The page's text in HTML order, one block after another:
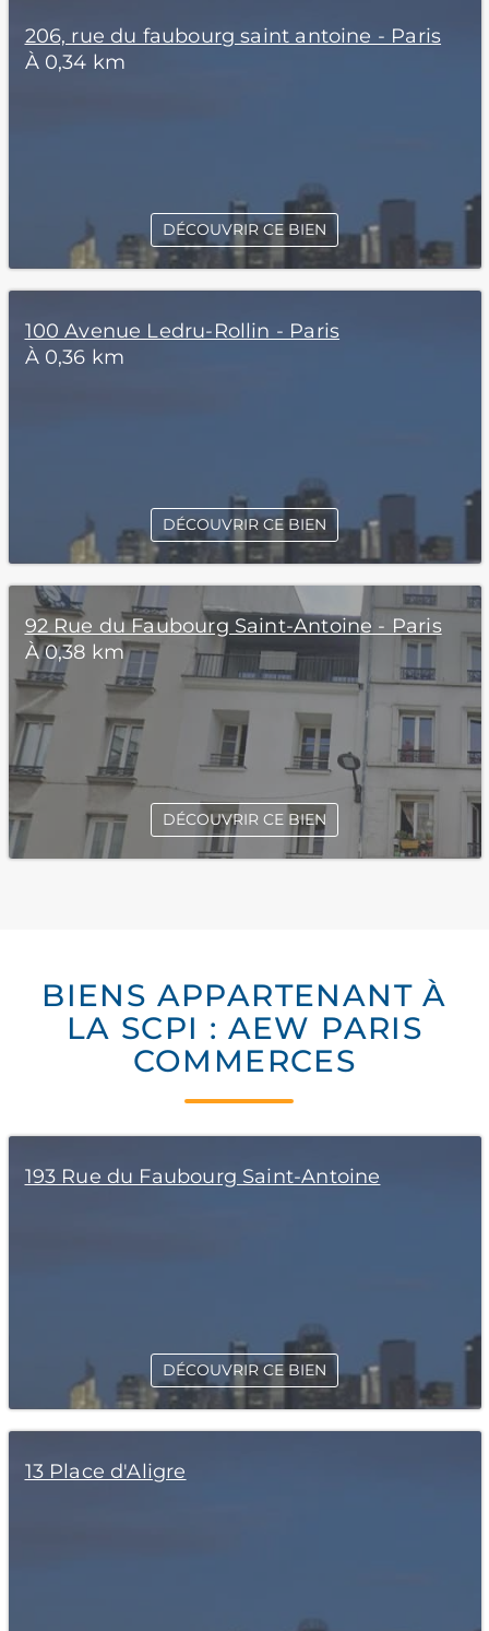
206, rue du faubourg saint antoine - Paris
À 0,34 km
DÉCOUVRIR CE BIEN
100 Avenue Ledru-Rollin - Paris
À 0,36 km
DÉCOUVRIR CE BIEN
92 Rue du Faubourg Saint-Antoine - Paris
À 0,38 km
DÉCOUVRIR CE BIEN
BIENS APPARTENANT À
LA SCPI : AEW PARIS
COMMERCES
193 Rue du Faubourg Saint-Antoine
DÉCOUVRIR CE BIEN
13 Place d'Aligre